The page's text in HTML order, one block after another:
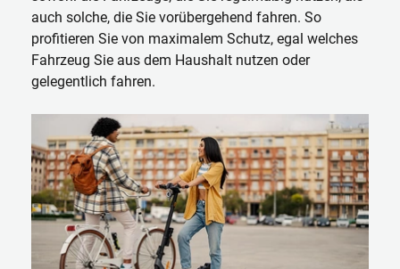
auch solche, die Sie vorübergehend fahren. So
profitieren Sie von maximalem Schutz, egal welches
Fahrzeug Sie aus dem Haushalt nutzen oder
gelegentlich fahren.